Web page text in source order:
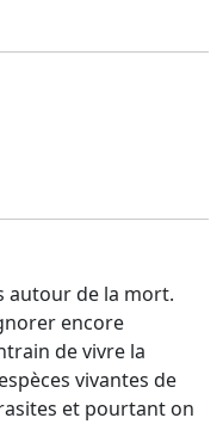
autour de la mort.
encore
de vivre la
vivantes de
et pourtant on